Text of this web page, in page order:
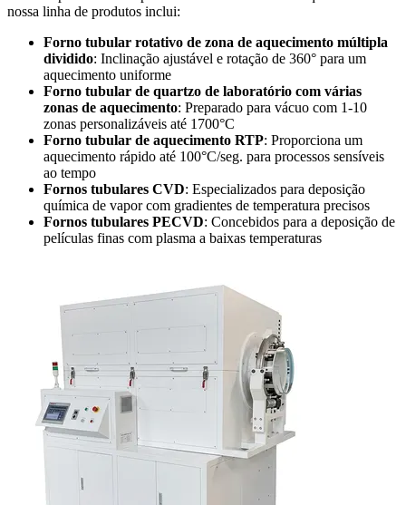
nossa linha de produtos inclui:
Forno tubular rotativo de zona de aquecimento múltipla
dividido: Inclinação ajustável e rotação de 360° para um
aquecimento uniforme
Forno tubular de quartzo de laboratório com várias
zonas de aquecimento: Preparado para vácuo com 1-10
zonas personalizáveis até 1700°C
Forno tubular de aquecimento RTP: Proporciona um
aquecimento rápido até 100°C/seg. para processos sensíveis
ao tempo
Fornos tubulares CVD: Especializados para deposição
química de vapor com gradientes de temperatura precisos
Fornos tubulares PECVD: Concebidos para a deposição de
películas finas com plasma a baixas temperaturas